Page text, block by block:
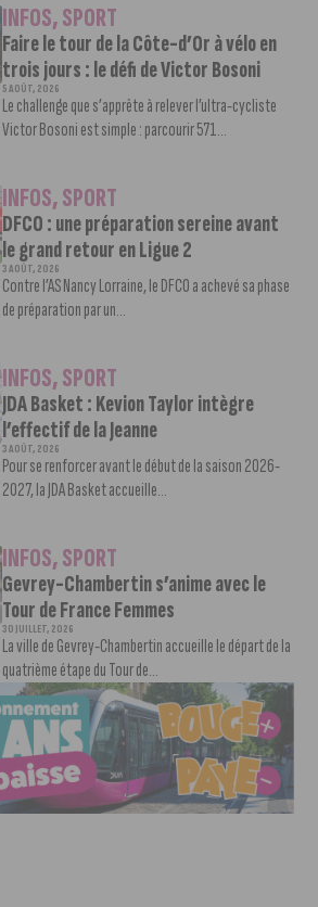
INFOS,SPORT
Faire le tour de la Côte-d’Or à vélo en
trois jours : le défi de Victor Bosoni
5 AOÛT, 2026
Le challenge que s’apprête à relever l’ultra-cycliste
Victor Bosoni est simple : parcourir 571...
INFOS,SPORT
DFCO : une préparation sereine avant
le grand retour en Ligue 2
3 AOÛT, 2026
Contre l’AS Nancy Lorraine, le DFCO a achevé sa phase
de préparation par un...
INFOS,SPORT
JDA Basket : Kevion Taylor intègre
l’effectif de la Jeanne
3 AOÛT, 2026
Pour se renforcer avant le début de la saison 2026-
2027, la JDA Basket accueille...
INFOS,SPORT
Gevrey-Chambertin s’anime avec le
Tour de France Femmes
30 JUILLET, 2026
La ville de Gevrey-Chambertin accueille le départ de la
quatrième étape du Tour de...